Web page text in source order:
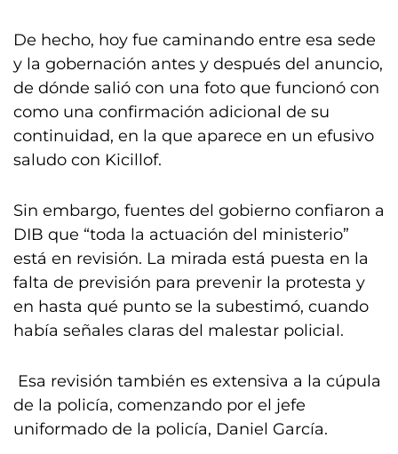
De hecho, hoy fue caminando entre esa sede
y la gobernación antes y después del anuncio,
de dónde salió con una foto que funcionó con
como una confirmación adicional de su
continuidad, en la que aparece en un efusivo
saludo con Kicillof.
Sin embargo, fuentes del gobierno confiaron a
DIB que “toda la actuación del ministerio”
está en revisión. La mirada está puesta en la
falta de previsión para prevenir la protesta y
en hasta qué punto se la subestimó, cuando
había señales claras del malestar policial.
Esa revisión también es extensiva a la cúpula
de la policía, comenzando por el jefe
uniformado de la policía, Daniel García.